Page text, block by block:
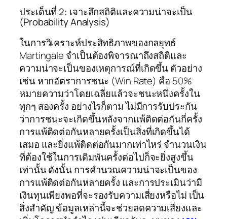
ประเด็นที่ 2: เจาะลึกสถิติและความน่าจะเป็น
(Probability Analysis)
ในการวิเคราะห์ประสิทธิภาพของกลยุทธ์
Martingale จำเป็นต้องพิจารณาถึงสถิติและ
ความน่าจะเป็นของเหตุการณ์ที่เกิดขึ้น ตัวอย่าง
เช่น หากอัตราการชนะ (Win Rate) คือ 50%
หมายความว่าโดยเฉลี่ยแล้วจะชนะหนึ่งครั้งใน
ทุกๆ สองครั้ง อย่างไรก็ตาม ไม่มีการรับประกัน
ว่าการชนะจะเกิดขึ้นหลังจากแพ้ติดต่อกันกี่ครั้ง
การแพ้ติดต่อกันหลายครั้งเป็นสิ่งที่เกิดขึ้นได้
เสมอ และยิ่งแพ้ติดต่อกันมากเท่าไหร่ จำนวนเงิน
ที่ต้องใช้ในการเดิมพันครั้งต่อไปก็จะยิ่งสูงขึ้น
เท่านั้น ดังนั้น การคำนวณความน่าจะเป็นของ
การแพ้ติดต่อกันหลายครั้ง และการประเมินว่ามี
เงินทุนเพียงพอที่จะรองรับความเสี่ยงหรือไม่ เป็น
สิ่งสำคัญ ข้อมูลเหล่านี้จะช่วยลดความเสี่ยงและ